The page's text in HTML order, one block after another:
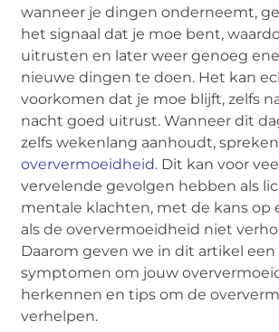
wanneer je dingen onderneemt,
het signaal dat je moe bent,
uitrusten en later weer genoeg
nieuwe dingen te doen. Het kan
voorkomen dat je moe blijft, zelfs
nacht goed uitrust. Wanneer dit
zelfs wekenlang aanhoudt,
oververmoeidheid. Dit kan voor
vervelende gevolgen hebben als
mentale klachten, met de kans op
als de oververmoeidheid niet
Daarom geven we in dit artikel
symptomen om jouw
herkennen en tips om de
verhelpen.